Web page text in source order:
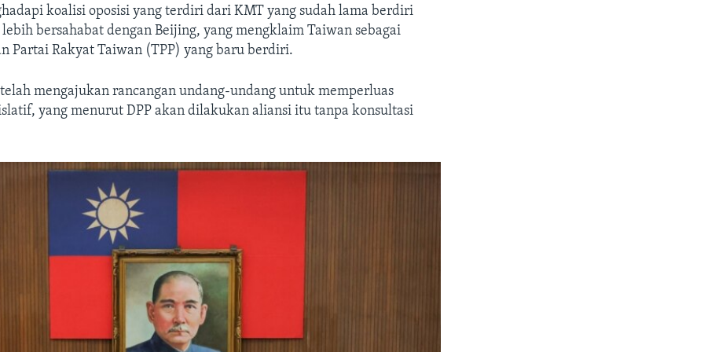
koalisi oposisi yang terdiri dari KMT yang sudah lama berdiri
bersahabat dengan Beijing, yang mengklaim Taiwan sebagai
Partai Rakyat Taiwan (TPP) yang baru berdiri.
mengajukan rancangan undang-undang untuk memperluas
yang menurut DPP akan dilakukan aliansi itu tanpa konsultasi